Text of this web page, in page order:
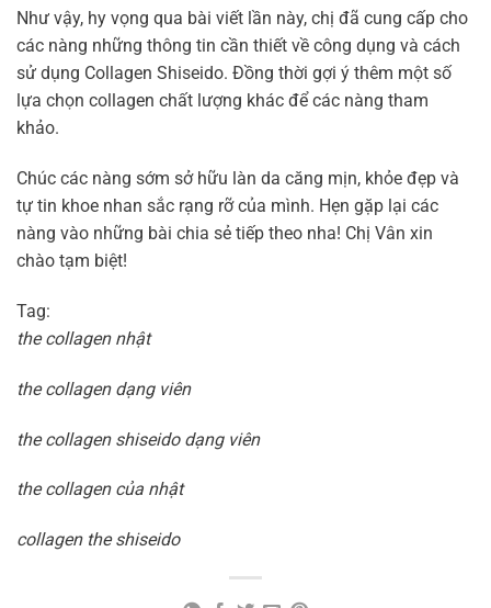
Như vậy, hy vọng qua bài viết lần này, chị đã cung cấp cho
các nàng những thông tin cần thiết về công dụng và cách
sử dụng Collagen Shiseido. Đồng thời gợi ý thêm một số
lựa chọn collagen chất lượng khác để các nàng tham
khảo.
Chúc các nàng sớm sở hữu làn da căng mịn, khỏe đẹp và
tự tin khoe nhan sắc rạng rỡ của mình. Hẹn gặp lại các
nàng vào những bài chia sẻ tiếp theo nha! Chị Vân xin
chào tạm biệt!
Tag:
the collagen nhật
the collagen dạng viên
the collagen shiseido dạng viên
the collagen của nhật
collagen the shiseido